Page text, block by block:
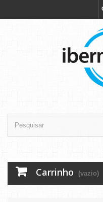
Carrinho (vazio)